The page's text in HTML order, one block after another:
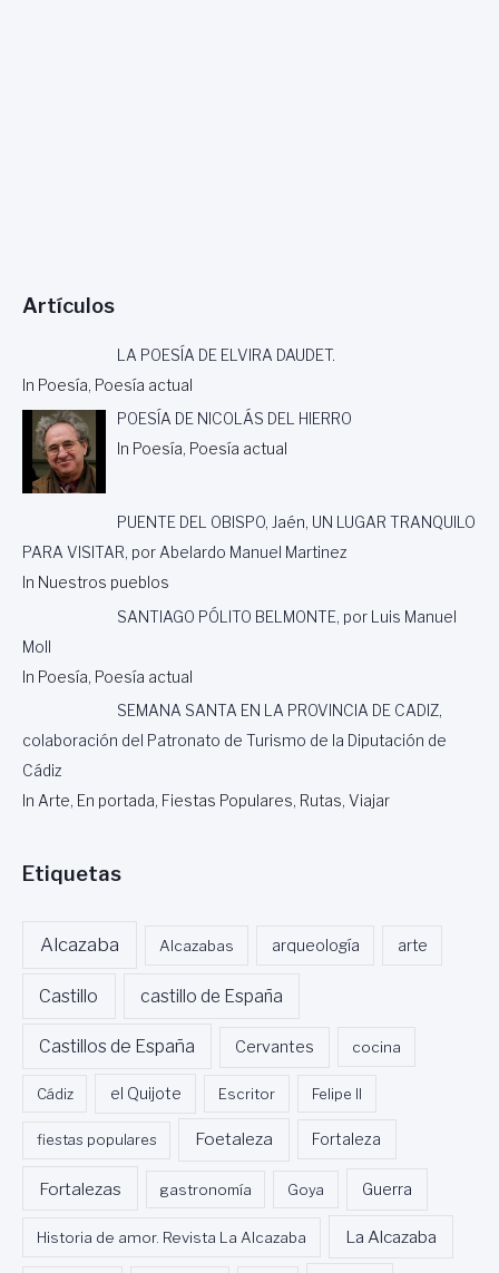
Artículos
LA POESÍA DE ELVIRA DAUDET.
In Poesía, Poesía actual
POESÍA DE NICOLÁS DEL HIERRO
In Poesía, Poesía actual
PUENTE DEL OBISPO, Jaén, UN LUGAR TRANQUILO
PARA VISITAR, por Abelardo Manuel Martinez
In Nuestros pueblos
SANTIAGO PÓLITO BELMONTE, por Luis Manuel
Moll
In Poesía, Poesía actual
SEMANA SANTA EN LA PROVINCIA DE CADIZ,
colaboración del Patronato de Turismo de la Diputación de
Cádiz
In Arte, En portada, Fiestas Populares, Rutas, Viajar
Etiquetas
Alcazaba Alcazabas arqueología arte
Castillo castillo de España
Castillos de España Cervantes cocina
Cádiz el Quijote Escritor Felipe II
fiestas populares Foetaleza Fortaleza
Fortalezas gastronomía Goya Guerra
Historia de amor. Revista La Alcazaba La Alcazaba